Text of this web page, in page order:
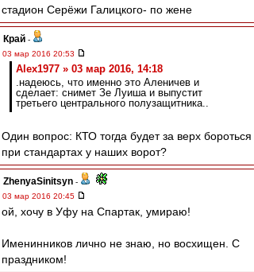
стадион Серёжи Галицкого- по жене
Край -
03 мар 2016 20:53
Alex1977 » 03 мар 2016, 14:18
.надеюсь, что именно это Аленичев и
сделает: снимет Зе Луиша и выпустит
третьего центрального полузащитника..
Один вопрос: КТО тогда будет за верх бороться
при стандартах у наших ворот?
ZhenyaSinitsyn -
03 мар 2016 20:45
ой, хочу в Уфу на Спартак, умираю!
Именинников лично не знаю, но восхищен. С
праздником!